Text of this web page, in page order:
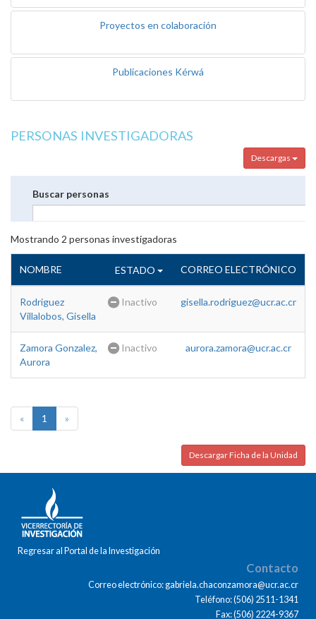
Proyectos en colaboración
Publicaciones Kérwá
PERSONAS INVESTIGADORAS
Descargas
Buscar personas
Mostrando 2 personas investigadoras
NOMBRE ESTADO CORREO ELECTRÓNICO
Rodriguez
Villalobos, Gisella
Inactivo gisella.rodriguez@ucr.ac.cr
Zamora Gonzalez,
Aurora
Inactivo aurora.zamora@ucr.ac.cr
« 1 »
Descargar Ficha de la Unidad
Regresar al Portal de la Investigación
Contacto
Correo electrónico: gabriela.chaconzamora@ucr.ac.cr
Teléfono: (506) 2511-1341
Fax: (506) 2224-9367